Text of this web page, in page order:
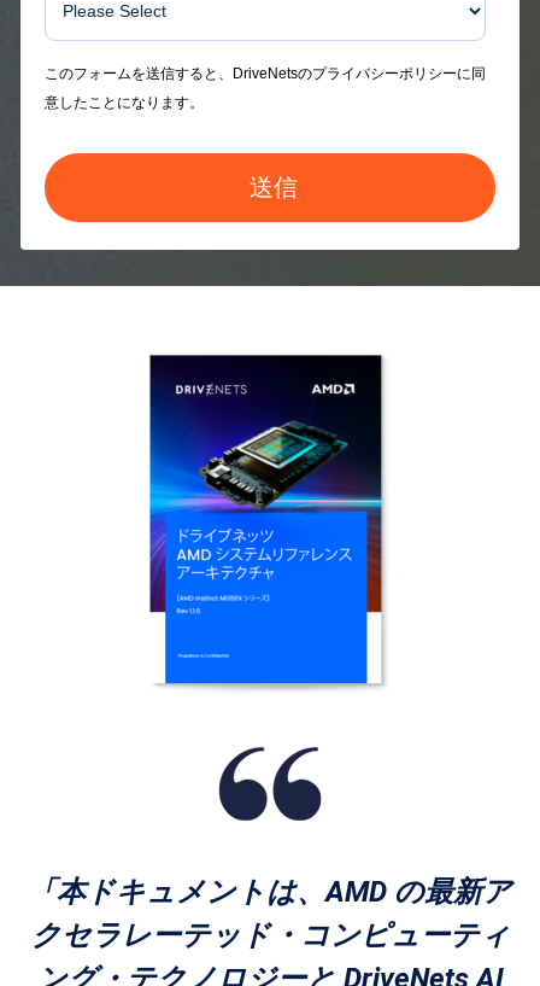
このフォームを送信すると、DriveNetsのプライバシーポリシーに同
意したことになります。
「本ドキュメントは、AMD の最新ア
クセラレーテッド・コンピューティ
ング・テクノロジーと DriveNets AI